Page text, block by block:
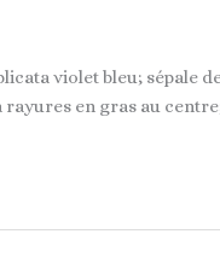
violet bleu; sépale
en gras au